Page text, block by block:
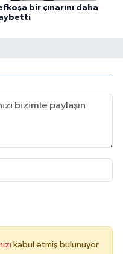
bir çınarını daha
kabul etmiş bulunuyor